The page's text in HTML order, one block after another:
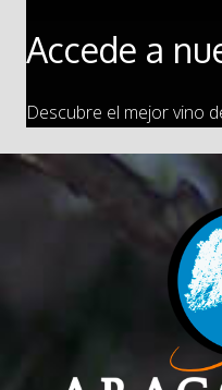
Accede a
Descubre el mejor vino